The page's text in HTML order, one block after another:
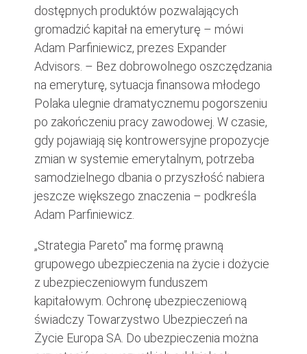
dostępnych produktów pozwalających
gromadzić kapitał na emeryturę – mówi
Adam Parfiniewicz, prezes Expander
Advisors. – Bez dobrowolnego oszczędzania
na emeryturę, sytuacja finansowa młodego
Polaka ulegnie dramatycznemu pogorszeniu
po zakończeniu pracy zawodowej. W czasie,
gdy pojawiają się kontrowersyjne propozycje
zmian w systemie emerytalnym, potrzeba
samodzielnego dbania o przyszłość nabiera
jeszcze większego znaczenia – podkreśla
Adam Parfiniewicz.
„Strategia Pareto” ma formę prawną
grupowego ubezpieczenia na życie i dożycie
z ubezpieczeniowym funduszem
kapitałowym. Ochronę ubezpieczeniową
świadczy Towarzystwo Ubezpieczeń na
Życie Europa SA. Do ubezpieczenia można